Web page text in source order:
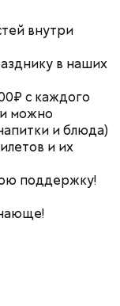
внутри
в наших
с каждого
можно
и блюда)
и их
поддержку!